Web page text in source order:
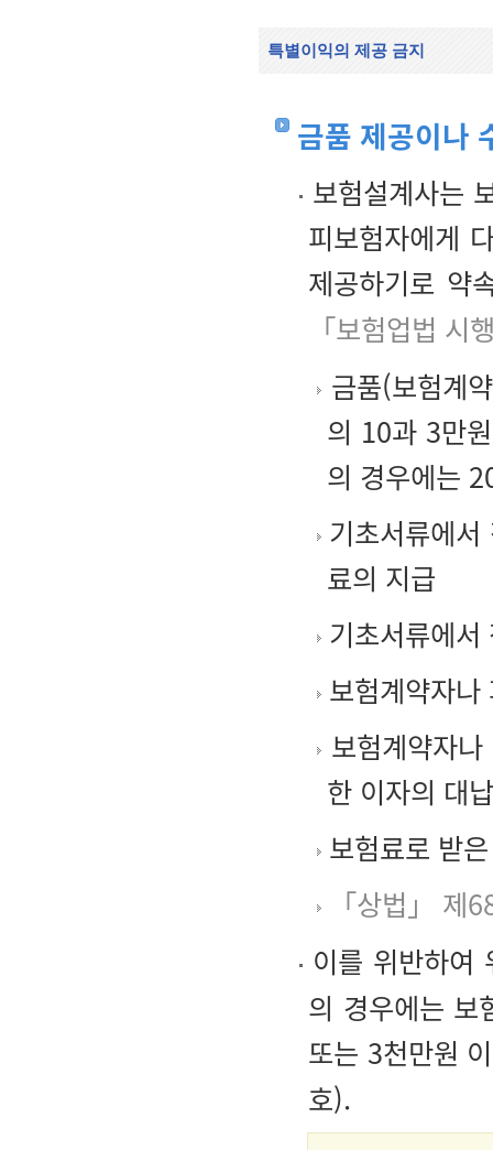
특별이익의 제공 금지
금품 제공이나
보험설계사는
피보험자에게
제공하기로 약
「보험업법 시
금품(보험계
의 10과 3만
의 경우에는
기초서류에
료의 지급
기초서류에
보험계약자
보험계약자
한 이자의 대납
보험료로 받
「상법」 제
이를 위반하여
의 경우에는 보
또는 3천만원
호).